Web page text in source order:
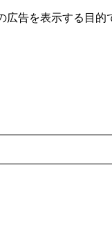
告を表⽰する⽬的